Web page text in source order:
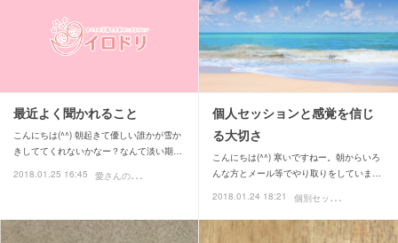
最近よく聞かれること
こんにちは(^^) 朝起きて優しい誰かが雪か
きしててくれないかなー？なんて淡い期…
2018.01.25 16:45
愛
さんの日常ブログ
個人セッションと感覚を信じ
る大切さ
こんにちは(^^) 寒いですねー。朝からいろ
んな方とメール等でやり取りをしていま…
2018.01.24 18:21
個
別セッション